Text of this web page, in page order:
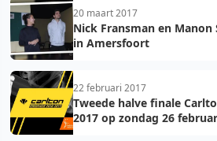
20 maart 2017
Nick Fransman en
in Amersfoort
22 februari 2017
Tweede halve finale
2017 op zondag 26